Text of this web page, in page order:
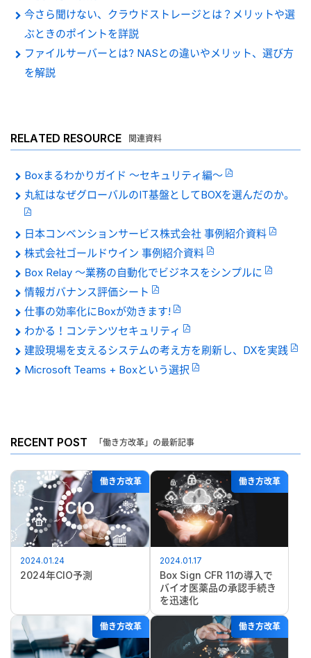
今さら聞けない、クラウドストレージとは？メリットや選
ぶときのポイントを詳説
ファイルサーバーとは? NASとの違いやメリット、選び方
を解説
RELATED RESOURCE 関連資料
Boxまるわかりガイド 〜セキュリティ編〜
丸紅はなぜグローバルのIT基盤としてBOXを選んだのか。
日本コンベンションサービス株式会社 事例紹介資料
株式会社ゴールドウイン 事例紹介資料
Box Relay 〜業務の自動化でビジネスをシンプルに
情報ガバナンス評価シート
仕事の効率化にBoxが効きます!
わかる！コンテンツセキュリティ
建設現場を支えるシステムの考え方を刷新し、DXを実践
Microsoft Teams + Boxという選択
RECENT POST 「働き方改革」の最新記事
働き方改革
2024.01.24
2024年CIO予測
働き方改革
2024.01.17
Box Sign CFR 11の導入で
バイオ医薬品の承認手続き
を迅速化
働き方改革 働き方改革